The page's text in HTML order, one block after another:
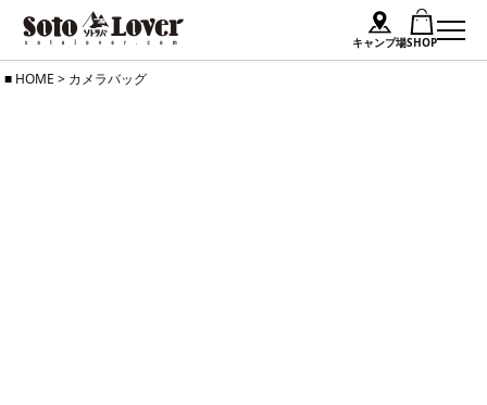
キャンプ場SHOP
SkipHOME > カメラバッグ